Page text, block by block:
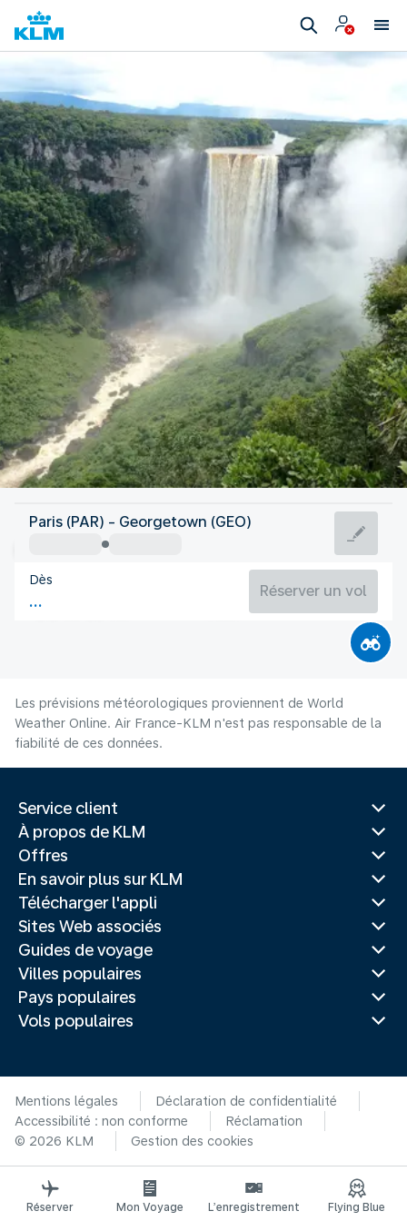
Guyane
Georgetown
Guyane
Durée du vol
Paris (PAR) - Georgetown (GEO)
Dès
Réserver un vol
Les prévisions météorologiques proviennent de World
Weather Online. Air France-KLM n'est pas responsable de la
fiabilité de ces données.
Service client
À propos de KLM
Offres
En savoir plus sur KLM
Télécharger l'appli
Sites Web associés
Guides de voyage
Villes populaires
Pays populaires
Vols populaires
Mentions légales
Déclaration de confidentialité
Accessibilité : non conforme
Réclamation
© 2026 KLM
Gestion des cookies
Réserver Mon Voyage L’enregistrement Flying Blue